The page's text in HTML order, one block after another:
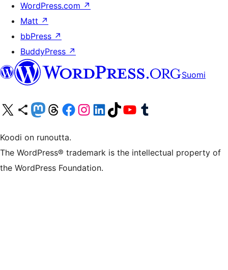
WordPress.com ↗
Matt ↗
bbPress ↗
BuddyPress ↗
Suomi
Visit our X (formerly Twitter) account
Visit our Bluesky account
Visit our Mastodon account
Visit our Threads account
Visit our Facebook pageVisit our Instagram account
Visit our LinkedIn account
Visit our TikTok account
Näytä YouTube-kanavaVisit our Tumblr account
Koodi on runoutta.
The WordPress® trademark is the intellectual property of
the WordPress Foundation.